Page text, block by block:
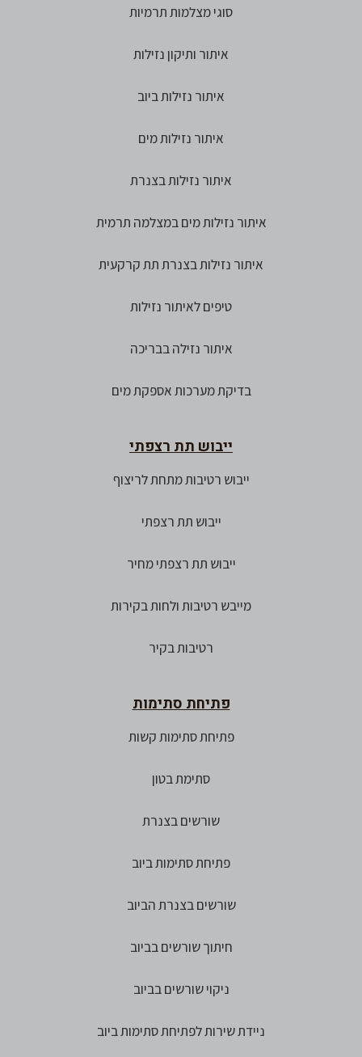
סוגי מצלמות תרמיות
איתור ותיקון נזילות
איתור נזילות ביוב
איתור נזילות מים
איתור נזילות בצנרת
איתור נזילות מים במצלמה תרמית
איתור נזילות בצנרת תת קרקעית
טיפים לאיתור נזילות
איתור נזילה בבריכה
בדיקת מערכות אספקת מים
ייבוש תת רצפתי
ייבוש רטיבות מתחת לריצוף
ייבוש תת רצפתי
ייבוש תת רצפתי מחיר
מייבש רטיבות ולחות בקירות
רטיבות בקיר
פתיחת סתימות
פתיחת סתימות קשות
סתימת בטון
שורשים בצנרת
פתיחת סתימות ביוב
שורשים בצנרת הביוב
חיתוך שורשים בביוב
ניקוי שורשים בביוב
ניידת שירות לפתיחת סתימות ביוב